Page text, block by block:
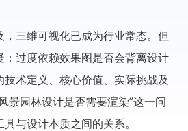
三维可视化已成为行业常态。但
：过度依赖效果图是否会背离设计
术定义、核心价值、实际挑战及
景园林设计是否需要渲染”这一问
与设计本质之间的关系。